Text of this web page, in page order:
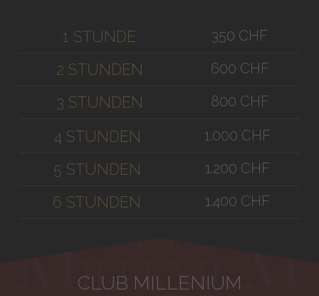
1 STUNDE 350 CHF
2 STUNDEN 600 CHF
3 STUNDEN 800 CHF
4 STUNDEN 1.000 CHF
5 STUNDEN 1.200 CHF
6 STUNDEN 1.400 CHF
CLUB MILLENIUM